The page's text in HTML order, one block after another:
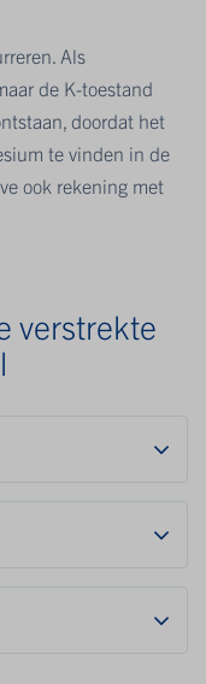
Als
de K-toestand
doordat het
te vinden in de
ook rekening met
verstrekte